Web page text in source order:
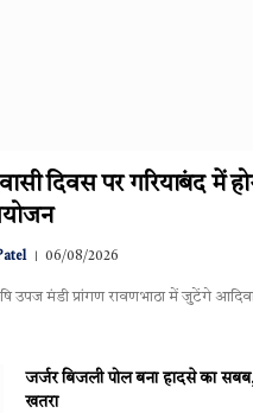
दिवस पर गरियाबंद में
06/08/2026
उपज मंडी प्रांगण रावणभाठा में जुटेंगे
जर्जर बिजली पोल बना हादसे का सबब,
खतरा